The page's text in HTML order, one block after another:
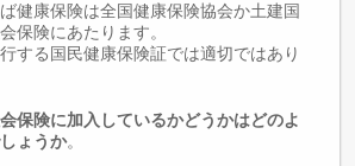
健康保険は全国健康保険協会か土建国
保険にあたります。
する国民健康保険証では適切ではあり
保険に加入しているかどうかはどのよ
ょうか。